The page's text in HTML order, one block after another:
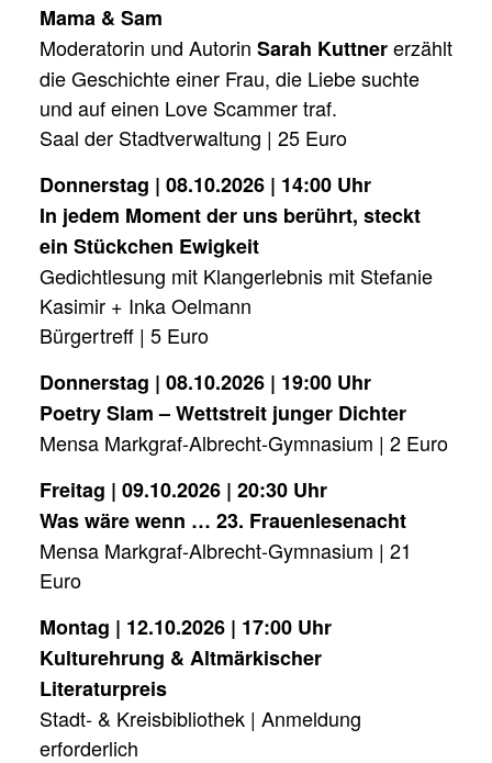
Mama & Sam
Moderatorin und Autorin Sarah Kuttnererzählt
die Geschichte einer Frau, die Liebe suchte
und auf einen Love Scammer traf.
Saal der Stadtverwaltung | 25 Euro
Donnerstag | 08.10.2026 | 14:00 Uhr
In jedem Moment der uns berührt, steckt
ein Stückchen Ewigkeit
Gedichtlesung mit Klangerlebnis mit Stefanie
Kasimir + Inka Oelmann
Bürgertreff | 5 Euro
Donnerstag | 08.10.2026 | 19:00 Uhr
Poetry Slam – Wettstreit junger Dichter
Mensa Markgraf-Albrecht-Gymnasium | 2 Euro
Freitag | 09.10.2026 | 20:30 Uhr
Was wäre wenn … 23. Frauenlesenacht
Mensa Markgraf-Albrecht-Gymnasium | 21
Euro
Montag | 12.10.2026 | 17:00 Uhr
Kulturehrung & Altmärkischer
Literaturpreis
Stadt- & Kreisbibliothek | Anmeldung
erforderlich